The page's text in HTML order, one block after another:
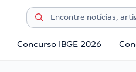
Concurso IBGE 2026